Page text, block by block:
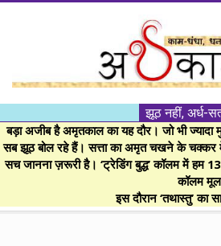
।।
अर्थकाम।।
BE
झूठ नहीं, अर्ध-
बड़ा अजीब है अमृतकाल का यह दौर। जो भी
सब झूठ बोल रहे हैं। सत्ता का अमृत चखने के चक्कर में
सच जानना ज़रूरी है। ‘ट्रेडिंग बुद्ध’ कॉलम में हम
कॉलम
इस दौरान ‘तथास्तु’ का